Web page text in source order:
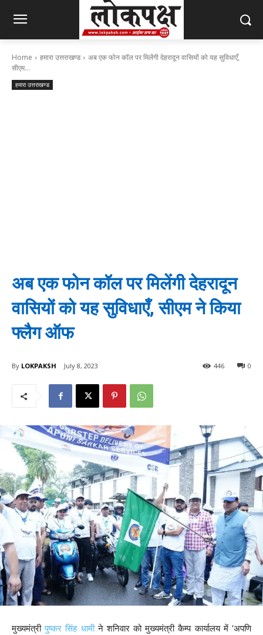
Home हमारा उत्तराखण्ड
अब एक फोन कॉल पर मिलेंगी देहरादून वासियों को यह सुविधाएँ,
सीएम...
हमारा उत्तराखण्ड
अब एक फोन कॉल पर मिलेंगी देहरादून
वासियों को यह सुविधाएँ, सीएम ने किया
फ्लैग ऑफ
By LOKPAKSH July 8, 2023 0
446
मुख्यमंत्रीपुष्कर सिंह धामीने शनिवार को मुख्यमंत्री कैम्प कार्यालय में ‘अपणि